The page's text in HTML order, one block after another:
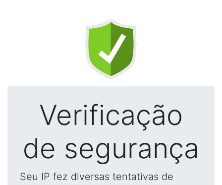
Verificação
de segurança
Seu IP fez diversas tentativas de